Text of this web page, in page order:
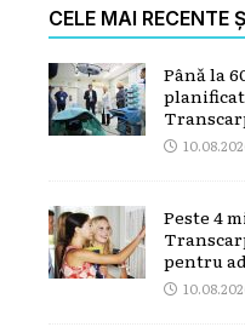
CELE MAI RECENTE
Până la
Peste 4
pentru